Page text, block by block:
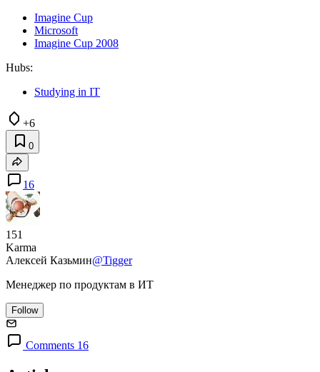
Imagine Cup
Microsoft
Imagine Cup 2008
Hubs:
Studying in IT
+6
0
16
151
Karma
Алексей Казьмин@Tigger
Менеджер по продуктам в ИТ
Follow
Comments 16